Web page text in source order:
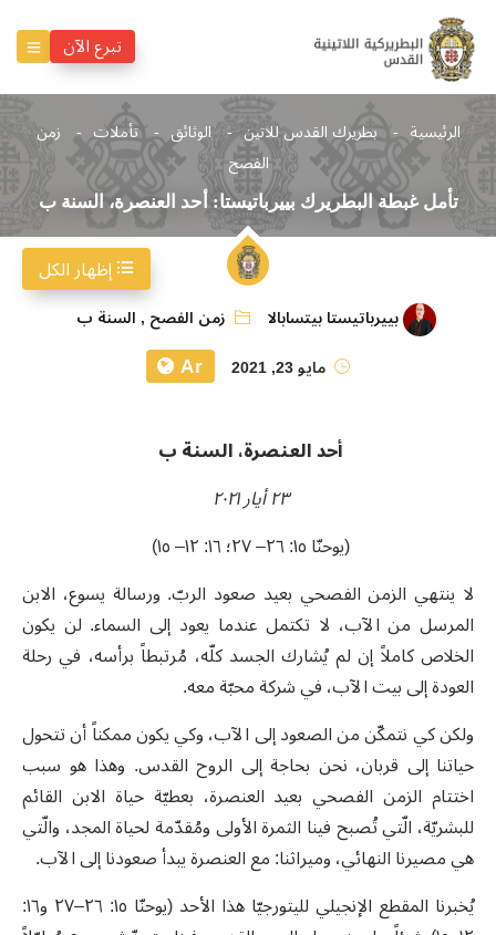
تبرع الآن
الرئيسية بطريرك القدس للاتين الوثائق تأملات
زمن
الفصح
تأمل غبطة البطريرك بييرباتيستا: أحد العنصرة، السنة ب
بييرباتيستا بيتسابالا زمن الفصح , السنة ب
مايو 23, 2021
Ar
أحد العنصرة، السنة ب
٢٣ أيار ٢٠٢١
(يوحنّا ١٥: ٢٦– ٢٧؛ ١٦: ١٢– ١٥)
لا ينتهي الزمن الفصحي بعيد صعود الربّ. ورسالة يسوع، الابن
المرسل من الآب، لا تكتمل عندما يعود إلى السماء. لن يكون
الخلاص كاملاً إن لم يُشارك الجسد كلّه، مُرتبطاً برأسه، في رحلة
العودة إلى بيت الآب، في شركة محبّة معه.
ولكن كي نتمكّن من الصعود إلى الآب، وكي يكون ممكناً أن تتحول
حياتنا إلى قربان، نحن بحاجة إلى الروح القدس. وهذا هو سبب
اختتام الزمن الفصحي بعيد العنصرة، بعطيّة حياة الابن القائم
للبشريّة، الّتي تُصبح فينا الثمرة الأولى ومُقدّمة لحياة المجد، والّتي
هي مصيرنا النهائي، وميراثنا: مع العنصرة يبدأ صعودنا إلى الآب.
يُخبرنا المقطع الإنجيلي لليتورجيّا هذا الأحد (يوحنّا ١٥: ٢٦–٢٧ و١٦:
إظهار الكل